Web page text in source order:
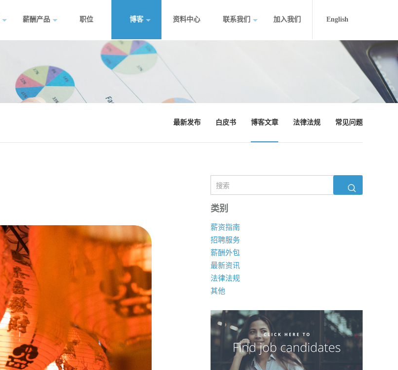
薪酬产品 职位 博客 资料中心 联系我们 加入我们 English
最新发布 白皮书 博客文章 法律法规 常见问题
类别
薪资指南
招聘服务
薪酬外包
最新资讯
法律法规
其他